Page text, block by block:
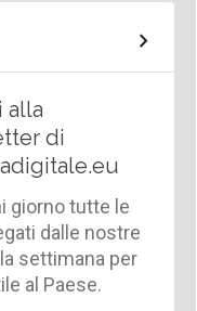
alla
di
giorno tutte le
dalle nostre
settimana per
al Paese.